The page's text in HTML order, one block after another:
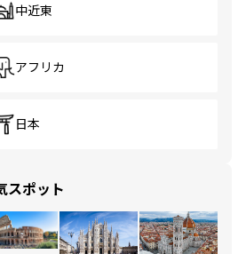
中近東
アフリカ
日本
スポット